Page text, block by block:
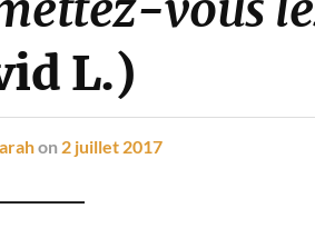
L.)
on 2 juillet 2017